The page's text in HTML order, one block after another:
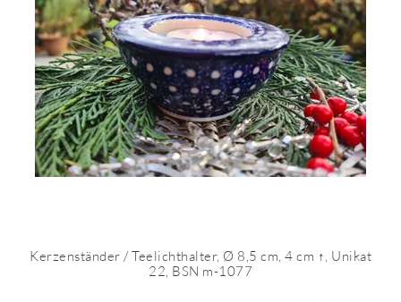
Kerzenständer / Teelichthalter, Ø 8,5 cm, 4 cm ↑, Unikat
22, BSN m-1077